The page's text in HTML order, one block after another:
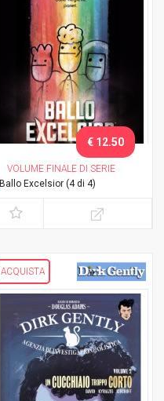
VOLUME FINALE DI SERIE
Ballo Excelsior (4 di 4)
€ 12.50
ACQUISTA